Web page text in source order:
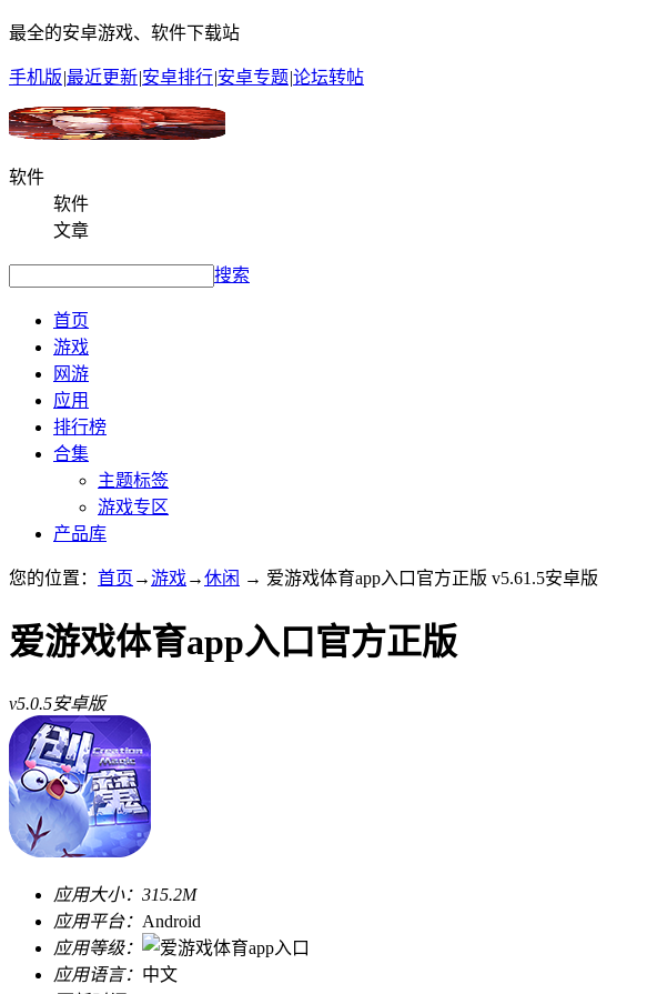
最全的安卓游戏、软件下载站
手机版|最近更新|安卓排行|安卓专题|论坛转帖
软件
软件
文章
搜索
首页
游戏
网游
应用
排行榜
合集
主题标签
游戏专区
产品库
您的位置： 首页 →游戏→休闲 → 爱游戏体育app入口官方正版 v5.61.5安卓版
爱游戏体育app入口官方正版
v5.0.5安卓版
应用大小： 315.2M
应用平台： Android
应用等级：
应用语言： 中文